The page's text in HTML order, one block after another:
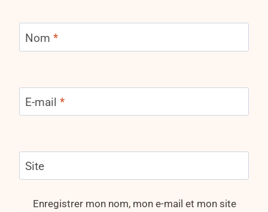
Nom *
E-mail *
Site
Enregistrer mon nom, mon e-mail et mon site